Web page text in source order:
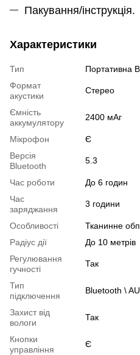
Пакування/інструкція.
Характеристики
Тип
Портативна
Формат
акустики
Стерео
Ємність
аккумулятору
2400 мАг
Мікрофон
Є
Версія
Bluetooth
5.3
Час роботи
До 6 годин
Час
заряджання
3 години
Особливості
Тканинне
Радіус дії
До 10 метрів
Регулювання
гучності
Так
Тип
підключення
Bluetooth \
Захист від
вологи
Так
Кнопки
управління
Є